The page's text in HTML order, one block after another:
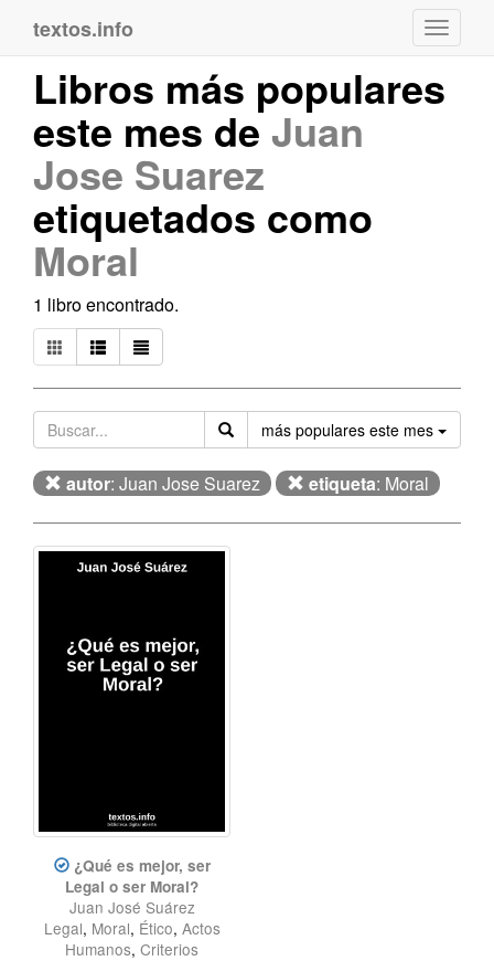
textos.info
Libros más populares
este mes deJuan
Jose Suarez
etiquetados como
Moral
1 libro encontrado.
más populares este mes
autor: Juan Jose Suarez etiqueta: Moral
¿Qué es mejor, ser
Legal o ser Moral?
Juan José Suárez
Legal, Moral, Ético, Actos
Humanos, Criterios